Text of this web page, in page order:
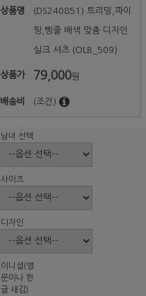
상품명 (DS240851) 트리밍,파이
핑,삥줄 배색 맞춤 디자인
실크 셔츠 (OLB_509)
상품가 79,000원
배송비 (조건)
남녀 선택
사이즈
디자인
이니셜(영
문이나 한
글 새김)